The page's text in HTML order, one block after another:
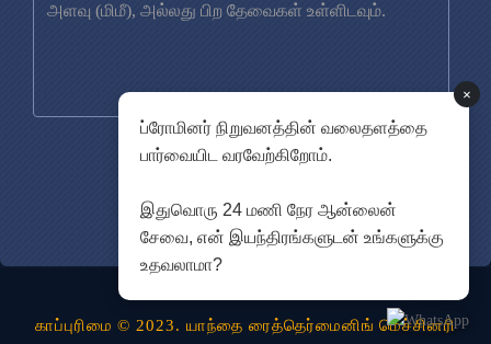
காப்புரிமை © 2023. யாந்தை ரைத்தெர்மைனிங் மெச்சினரி
×
ப்ரோமினர் நிறுவனத்தின் வலைதளத்தை
பார்வையிட வரவேற்கிறோம்.
இதுவொரு 24 மணி நேர ஆன்லைன்
சேவை, என் இயந்திரங்களுடன் உங்களுக்கு
உதவலாமா?